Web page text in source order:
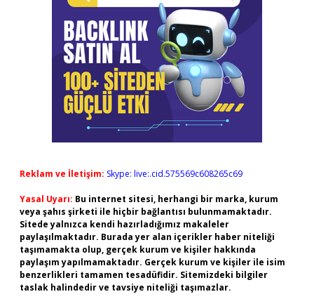
Reklam ve İletişim: Skype: live:.cid.575569c608265c69
Yasal Uyarı: Bu internet sitesi, herhangi bir marka, kurum
veya şahıs şirketi ile hiçbir bağlantısı bulunmamaktadır.
Sitede yalnızca kendi hazırladığımız makaleler
paylaşılmaktadır. Burada yer alan içerikler haber niteliği
taşımamakta olup, gerçek kurum ve kişiler hakkında
paylaşım yapılmamaktadır. Gerçek kurum ve kişiler ile isim
benzerlikleri tamamen tesadüfidir. Sitemizdeki bilgiler
taslak halindedir ve tavsiye niteliği taşımazlar.